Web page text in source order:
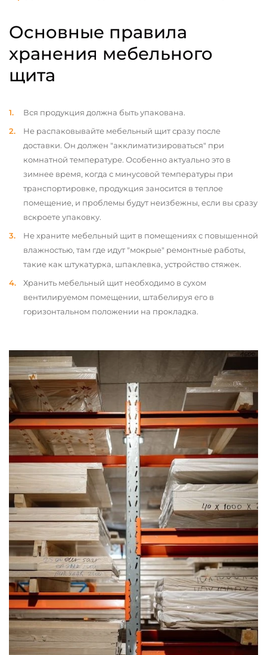
Основные правила
хранения мебельного
щита
Вся продукция должна быть упакована.
Не распаковывайте мебельный щит сразу после
доставки. Он должен "акклиматизироваться" при
комнатной температуре. Особенно актуально это в
зимнее время, когда с минусовой температуры при
транспортировке, продукция заносится в теплое
помещение, и проблемы будут неизбежны, если вы сразу
вскроете упаковку.
Не храните мебельный щит в помещениях с повышенной
влажностью, там где идут "мокрые" ремонтные работы,
такие как штукатурка, шпаклевка, устройство стяжек.
Хранить мебельный щит необходимо в сухом
вентилируемом помещении, штабелируя его в
горизонтальном положении на прокладка.